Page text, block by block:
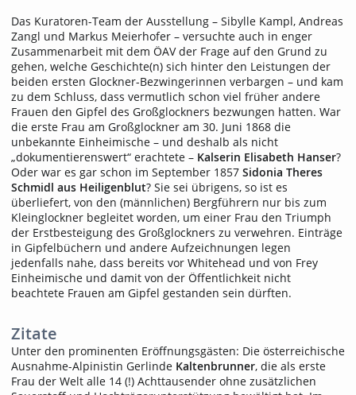
Das Kuratoren-Team der Ausstellung – Sibylle Kampl, Andreas
Zangl und Markus Meierhofer – versuchte auch in enger
Zusammenarbeit mit dem ÖAV der Frage auf den Grund zu
gehen, welche Geschichte(n) sich hinter den Leistungen der
beiden ersten Glockner-Bezwingerinnen verbargen – und kam
zu dem Schluss, dass vermutlich schon viel früher andere
Frauen den Gipfel des Großglockners bezwungen hatten. War
die erste Frau am Großglockner am 30. Juni 1868 die
unbekannte Einheimische – und deshalb als nicht
„dokumentierenswert“ erachtete – Kalserin Elisabeth Hanser?
Oder war es gar schon im September 1857 Sidonia Theres
Schmidl aus Heiligenblut? Sie sei übrigens, so ist es
überliefert, von den (männlichen) Bergführern nur bis zum
Kleinglockner begleitet worden, um einer Frau den Triumph
der Erst­besteigung des Großglockners zu verwehren. Einträge
in Gipfelbüchern und andere Aufzeichnungen legen
jedenfalls nahe, dass bereits vor Whitehead und von Frey
Einheimische und damit von der Öffentlichkeit nicht
beachtete Frauen am Gipfel gestanden sein dürften.
Zitate
Unter den prominenten Eröffnungsgästen: Die österreichische
Ausnahme-Alpinistin Gerlinde Kaltenbrunner, die als erste
Frau der Welt alle 14 (!) Achttausender ohne zusätzlichen